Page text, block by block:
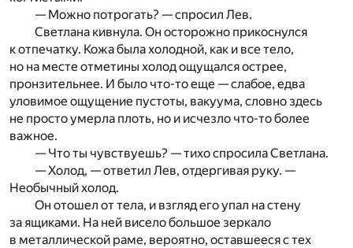
— Можно потрогать? — спросил Лев.
Светлана кивнула. Он осторожно прикоснулся
к отпечатку. Кожа была холодной, как и все тело,
но на месте отметины холод ощущался острее,
пронзительнее. И было что-то еще — слабое, едва
уловимое ощущение пустоты, вакуума, словно здесь
не просто умерла плоть, но и исчезло что-то более
важное.
— Что ты чувствуешь? — тихо спросила Светлана.
— Холод, — ответил Лев, отдергивая руку. —
Необычный холод.
Он отошел от тела, и взгляд его упал на стену
за ящиками. На ней висело большое зеркало
в металлической раме, вероятно, оставшееся с тех